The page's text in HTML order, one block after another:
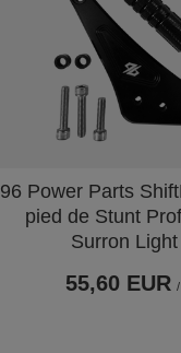
96 Power Parts
pied de Stunt
Surron
55,60 EUR /